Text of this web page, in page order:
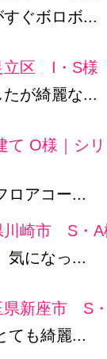
ぐボロボ...
立区 I・S様
が綺麗な...
て O様｜シ
ロアコー...
川崎市 S・A
気になっ...
県新座市 S
ても綺麗...